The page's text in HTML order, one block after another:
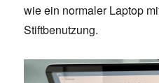
wie ein normaler Laptop
Stiftbenutzung.